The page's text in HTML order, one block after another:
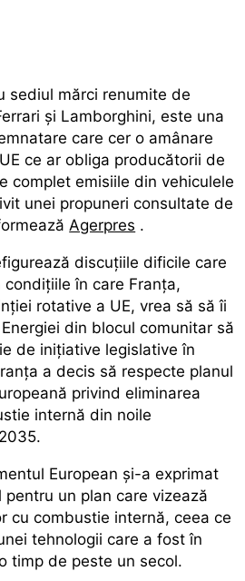
sediul mărci renumite de
şi Lamborghini, este una
care cer o amânare
ce ar obliga producătorii de
complet emisiile din vehiculele
unei propuneri consultate de
Agerpres .
discuţiile dificile care
în care Franţa,
rotative a UE, vrea să să îi
din blocul comunitar să
de iniţiative legislative în
a decis să respecte planul
privind eliminarea
internă din noile
European şi-a exprimat
un plan care vizează
cu combustie internă, ceea ce
tehnologii care a fost în
timp de peste un secol.